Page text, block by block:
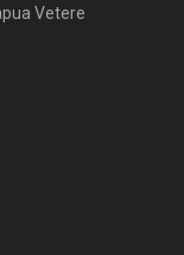
Vetere